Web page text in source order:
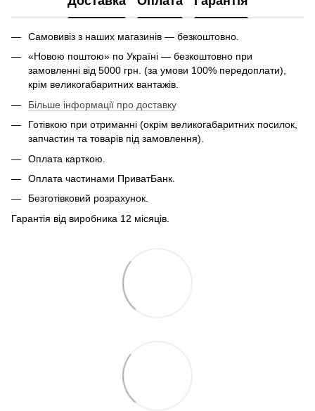
Самовивіз з наших магазинів — безкоштовно.
«Новою поштою» по Україні — безкоштовно при
замовленні від 5000 грн. (за умови 100% передоплати),
крім великогабаритних вантажів.
Більше інформації про доставку
Готівкою при отриманні (окрім великогабаритних посилок,
запчастин та товарів під замовлення).
Оплата карткою.
Оплата частинами ПриватБанк.
Безготівковий розрахунок.
Гарантія від виробника 12 місяців.